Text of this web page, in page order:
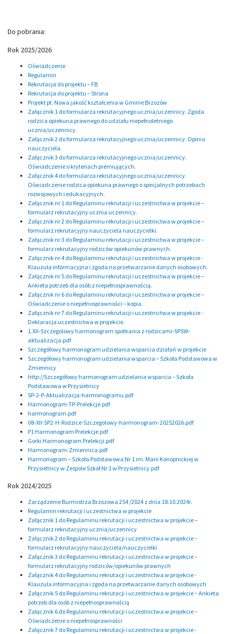
Do pobrania:
Rok 2025/2026
Oświadczenie
Regulamin
Rekrutacja do projektu – FB
Rekrutacja do projektu – Strona
Projekt pt. Nowa jakość kształcenia w Gminie Brzozów
Załącznik 1 do formularza rekrutacyjnego ucznia/uczennicy. Zgoda
rodzica opiekuna prawnego do udziału niepełnoletniego
ucznia/uczennicy.
Załącznik 2 do formularza rekrutacyjnego ucznia/uczennicy. Opinia
nauczyciela.
Załącznik 3 do formularza rekrutacyjnego ucznia/uczennicy.
Oświadczenie o kryteriach premiujących.
Załącznik 4 do formularza rekrutacyjnego ucznia/uczennicy.
Oświadczenie rodzica opiekuna prawnego o specjalnych potrzebach
rozwojowych i edukacyjnych.
Załącznik nr 1 do Regulaminu rekrutacji i uczestnictwa w projekcie –
formularz rekrutacyjny ucznia uczennicy.
Załącznik nr 2 do Regulaminu rekrutacji i uczestnictwa w projekcie –
formularz rekrutacyjny nauczyciela nauczycielki.
Załącznik nr 3 do Regulaminu rekrutacji i uczestnictwa w projekcie –
formularz rekrutacyjny rodziców opiekunów prawnych.
Załącznik nr 4 do Regulaminu rekrutacji i uczestnictwa w projekcie -
Klauzula informacyjna i zgoda na przetwarzanie danych osobowych.
Załącznik nr 5 do Regulaminu rekrutacji i uczestnictwa w projekcie –
Ankieta potrzeb dla osób z niepełnosprawnością.
Załącznik nr 6 do Regulaminu rekrutacji i uczestnictwa w projekcie –
Oświadczenie o niepełnosprawności – kopia.
Załącznik nr 7 do Regulaminu rekrutacji i uczestnictwa w projekcie -
Deklaracja uczestnictwa w projekcie.
1.XII-Szczegolowy harmonogram spotkania z rodzicami-SPSW-
aktualizacja.pdf
Szczegółowy harmonogram udzielania wsparcia działań w projekcie
Szczegółowy harmonogram udzielania wsparcia – Szkoła Podstawowa w
Zmiennicy
http://Szczegółowy harmonogram udzielania wsparcia – Szkoła
Podstawowa w Przysietnicy
SP-2-P-Aktualizacja-harmonogramu.pdf
Harmonogram-TP-Prelekcje.pdf
harmonogram.pdf
08-XII-SP2-H-Rodzice-Szczegolowy-harmonogram-20252026.pdf
P1 Harmonogram Prelekcje.pdf
Gorki Harmonogram Prelekcji.pdf
Harmonogram-Zmiennica.pdf
Harmonogram – Szkoła Podstawowa Nr 1 im. Marii Konopnickiej w
Przysietnicy w Zespole Szkół Nr 1 w Przysietnicy.pdf
Rok 2024/2025
Zarządzenie Burmistrza Brzozowa 254 /2024 z dnia 18.10.2024r.
Regulamin rekrutacji i uczestnictwa w projekcie
Załącznik 1 do Regulaminu rekrutacji i uczestnictwa w projekcie –
formularz rekrutacyjny ucznia/uczennicy
Załącznik 2 do Regulaminu rekrutacji i uczestnictwa w projekcie –
formularz rekrutacyjny nauczyciela/nauczycielki
Załącznik 3 do Regulaminu rekrutacji i uczestnictwa w projekcie –
formularz rekrutacyjny rodziców/opiekunów prawnych
Załącznik 4 do Regulaminu rekrutacji i uczestnictwa w projekcie -
Klauzula informacyjna i zgoda na przetwarzanie danych osobowych
Załącznik 5 do Regulaminu rekrutacji i uczestnictwa w projekcie – Ankieta
potrzeb dla osób z niepełnosprawnością
Załącznik 6 do Regulaminu rekrutacji i uczestnictwa w projekcie –
Oświadczenie o niepełnosprawności
Załącznik 7 do Regulaminu rekrutacji i uczestnictwa w projekcie -